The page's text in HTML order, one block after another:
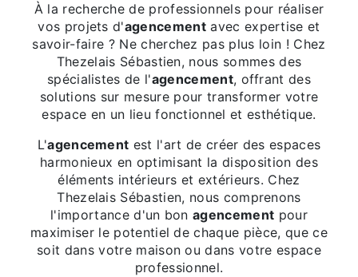
À la recherche de professionnels pour réaliser
vos projets d'agencementavec expertise et
savoir-faire ? Ne cherchez pas plus loin ! Chez
Thezelais Sébastien, nous sommes des
spécialistes de l'agencement, offrant des
solutions sur mesure pour transformer votre
espace en un lieu fonctionnel et esthétique.
L'agencement est l'art de créer des espaces
harmonieux en optimisant la disposition des
éléments intérieurs et extérieurs. Chez
Thezelais Sébastien, nous comprenons
l'importance d'un bonagencement pour
maximiser le potentiel de chaque pièce, que ce
soit dans votre maison ou dans votre espace
professionnel.